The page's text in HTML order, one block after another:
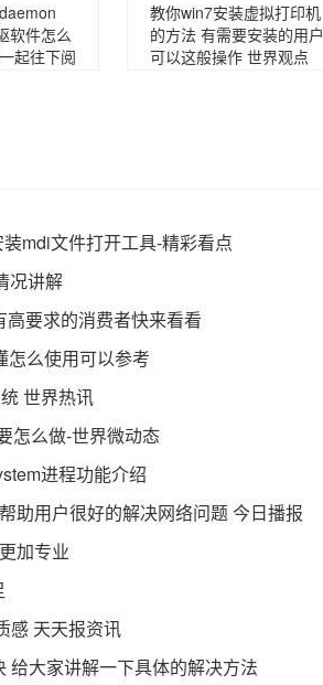
软件怎么
起往下阅
教你win7安装虚拟打印机
的方法 有需要安装的用户
可以这般操作 世界观点
mdi文件打开工具-精彩看点
况讲解
要求的消费者快来看看
怎么使用可以参考
世界热讯
怎么做-世界微动态
进程功能介绍
助用户很好的解决网络问题 今日播报
加专业
感 天天报资讯
给大家讲解一下具体的解决方法